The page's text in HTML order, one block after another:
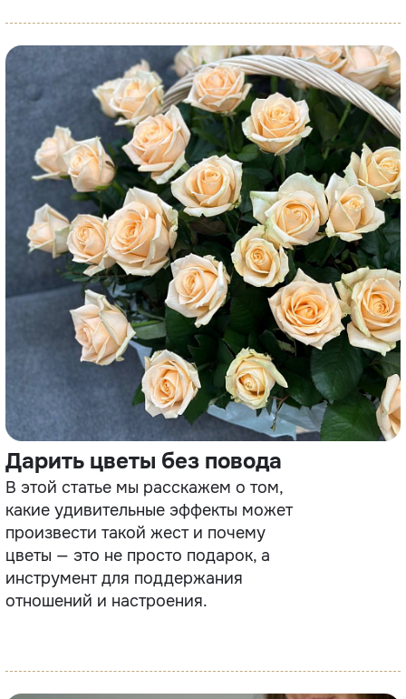
Дарить цветы без повода
В этой статье мы расскажем о том,
какие удивительные эффекты может
произвести такой жест и почему
цветы — это не просто подарок, а
инструмент для поддержания
отношений и настроения.